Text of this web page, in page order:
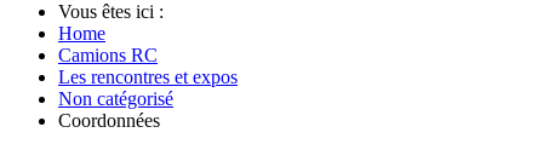
Vous êtes ici :
Home
Camions RC
Les rencontres et expos
Non catégorisé
Coordonnées